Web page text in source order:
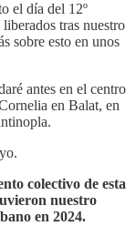
el día del 12º
tras nuestro
sobre esto en unos
antes en el centro
en Balat, en
colectivo de esta
nuestro
en 2024.